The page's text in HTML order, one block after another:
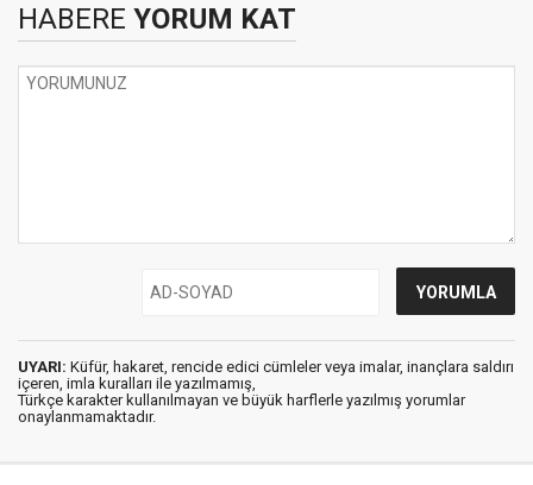
HABERE YORUM KAT
UYARI: Küfür, hakaret, rencide edici cümleler veya imalar, inançlara saldırı
içeren, imla kuralları ile yazılmamış,
Türkçe karakter kullanılmayan ve büyük harflerle yazılmış yorumlar
onaylanmamaktadır.